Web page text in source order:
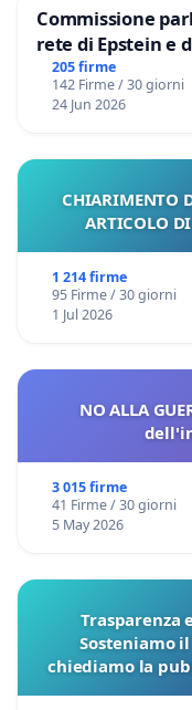
Commissione
rete di Epstein e
Files
205 firme
142 Firme / 30 giorni
24 Jun 2026
CHIARIMENTO
ARTICOLO
1 214 firme
95 Firme / 30 giorni
1 Jul 2026
NO ALLA
3 015 firme
41 Firme / 30 giorni
5 May 2026
Trasparenza
Sosteniamo
chiediamo la